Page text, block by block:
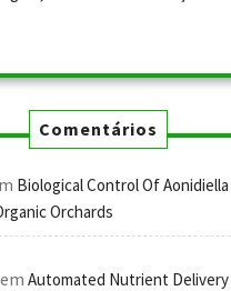
Comentários
Biological Control Of Aonidiella
Orchards
em Automated Nutrient Delivery